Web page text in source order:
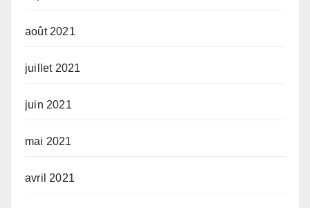
août 2021
juillet 2021
juin 2021
mai 2021
avril 2021